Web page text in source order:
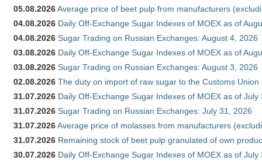
05.08.2026Average price of beet pulp from manufacturers
04.08.2026 Daily Off-Exchange Sugar Indexes of MOEX as of
04.08.2026 Sugar Trading on Russian Exchanges: August 4, 2026
03.08.2026 Daily Off-Exchange Sugar Indexes of MOEX as of
03.08.2026 Sugar Trading on Russian Exchanges: August 3, 2026
02.08.2026 The duty on import of raw sugar to the Customs
31.07.2026 Daily Off-Exchange Sugar Indexes of MOEX as of July
31.07.2026 Sugar Trading on Russian Exchanges: July 31, 2026
31.07.2026Average price of molasses from manufacturers
31.07.2026 Remaining stock of beet pulp granulated of own
30.07.2026 Daily Off-Exchange Sugar Indexes of MOEX as of July